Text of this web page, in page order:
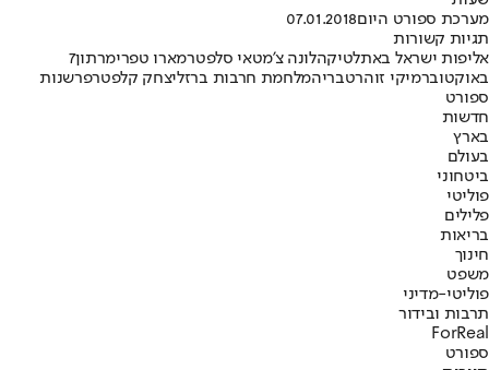
מערכת ספורט היום07.01.2018
תגיות קשורות
אליפות ישראל באתלטיקהלונה צ'מטאי סלפטרמארו טפרימרתון7
באוקטוברמיקי זוהרטבריהמלחמת חרבות ברזליצחק קלפטרפרשנות
ספורט
חדשות
בארץ
בעולם
ביטחוני
פוליטי
פלילים
בריאות
חינוך
משפט
פוליטי-מדיני
תרבות ובידור
ForReal
ספורט